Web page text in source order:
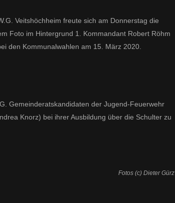
Veitshöchheim freute sich am Donnerstag die
Foto im Hintergrund 1. Kommandant Robert Röhm
den Kommunalwahlen am 15. März 2020.
Gemeinderatskandidaten der Jugend-Feuerwehr
Knorz) bei ihrer Ausbildung über die Schulter zu
Fotos (c) Dieter Gürz